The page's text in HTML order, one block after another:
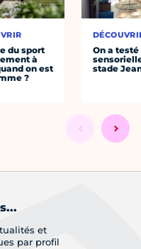
du sport
à
on est
?
On a
stade
et
par profil